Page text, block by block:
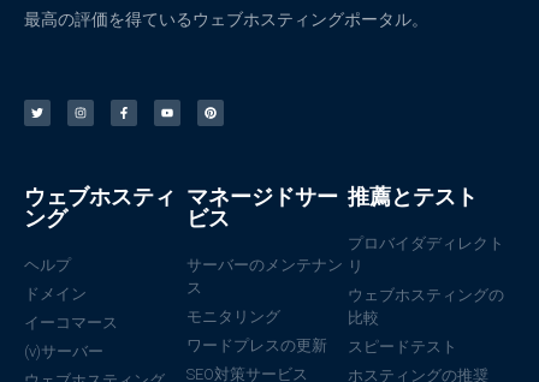
最高の評価を得ているウェブホスティングポータル。
ウェブホスティ
ング
ヘルプ
ドメイン
イーコマース
(v)サーバー
マネージドサー
ビス
サーバーのメンテナン
ス
モニタリング
ワードプレスの更新
SEO対策サービス
推薦とテスト
プロバイダディレクト
リ
ウェブホスティングの
比較
スピードテスト
ホスティングの推奨